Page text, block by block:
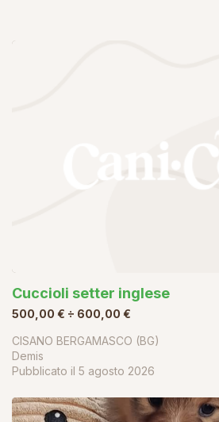
Cuccioli setter inglese
500,00 € ÷ 600,00 €
CISANO BERGAMASCO (BG)
Demis
Pubblicato il 5 agosto 2026